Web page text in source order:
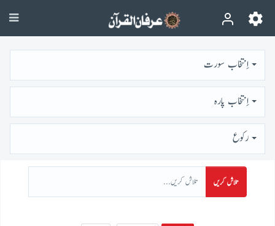
اِنتخاب سورت
اِنتخاب پارہ
رُكوع
تلاش کریں